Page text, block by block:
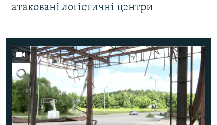
атаковані логістичні центри